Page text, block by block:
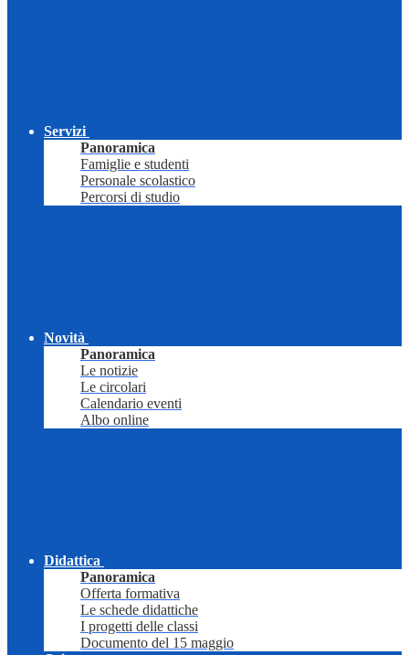
Servizi
Panoramica
Famiglie e studenti
Personale scolastico
Percorsi di studio
Novità
Panoramica
Le notizie
Le circolari
Calendario eventi
Albo online
Didattica
Panoramica
Offerta formativa
Le schede didattiche
I progetti delle classi
Documento del 15 maggio